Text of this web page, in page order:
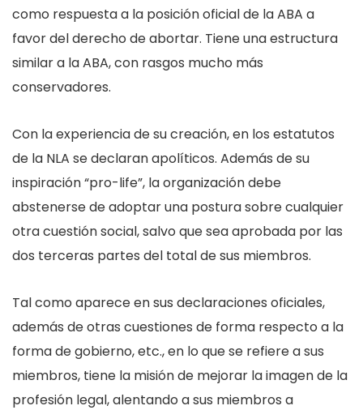
como respuesta a la posición oficial de la ABA a
favor del derecho de abortar. Tiene una estructura
similar a la ABA, con rasgos mucho más
conservadores.
Con la experiencia de su creación, en los estatutos
de la NLA se declaran apolíticos. Además de su
inspiración “pro-life”, la organización debe
abstenerse de adoptar una postura sobre cualquier
otra cuestión social, salvo que sea aprobada por las
dos terceras partes del total de sus miembros.
Tal como aparece en sus declaraciones oficiales,
además de otras cuestiones de forma respecto a la
forma de gobierno, etc., en lo que se refiere a sus
miembros, tiene la misión de mejorar la imagen de la
profesión legal, alentando a sus miembros a